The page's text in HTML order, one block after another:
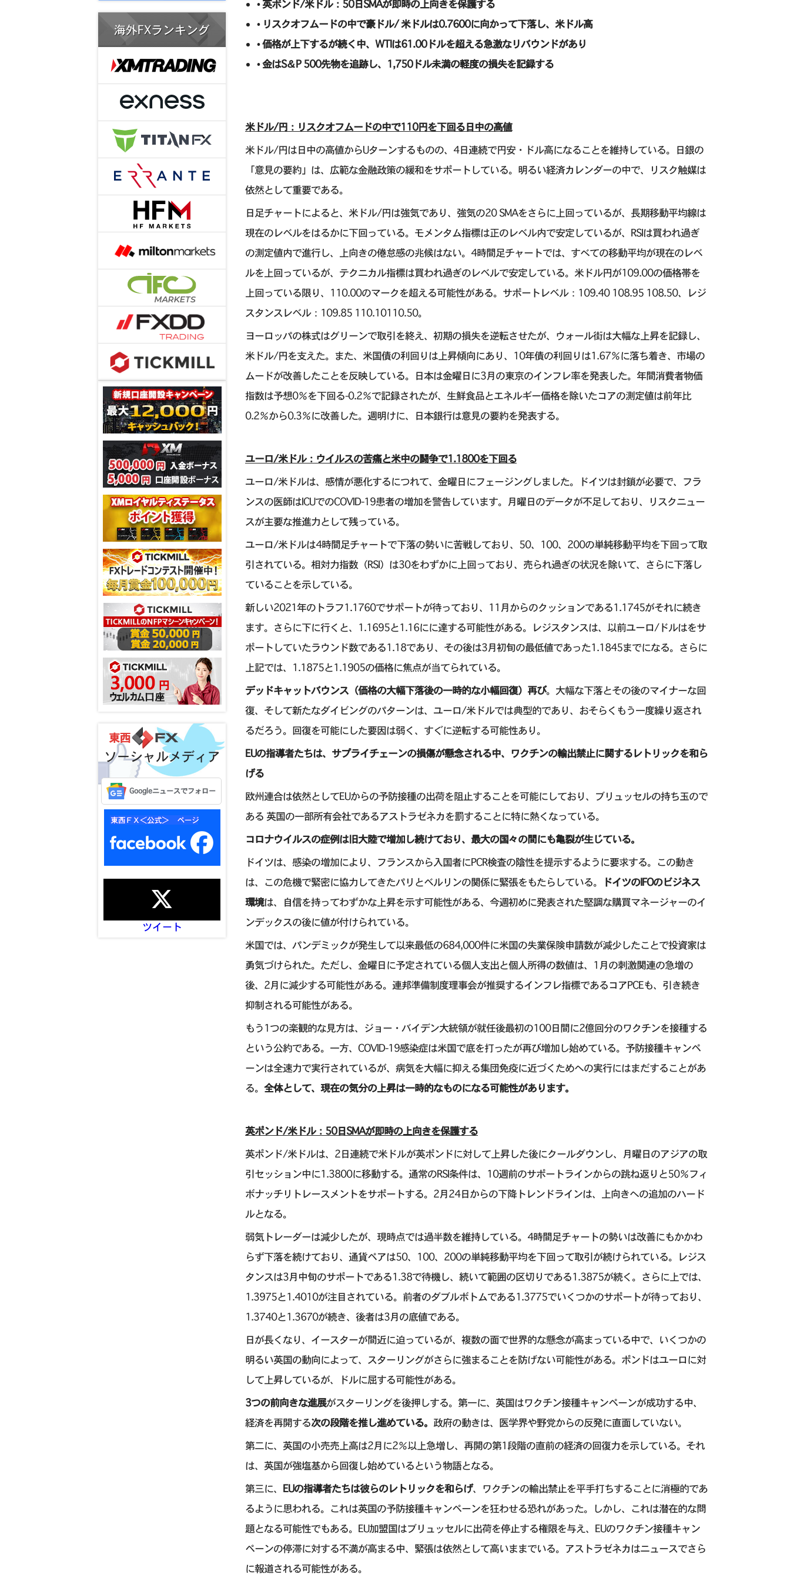
海外FXランキング
ソーシャルメディア
Googleニュースでフォロー
ツイート
• 英ポンド/米ドル：50日SMAが即時の上向きを保護する
• リスクオフムードの中で豪ドル/ 米ドルは0.7600に向かって下落し、米ドル高
• 価格が上下するが続く中、WTIは61.00ドルを超える急激なリバウンドがあり
• 金はS＆P 500先物を追跡し、1,750ドル未満の軽度の損失を記録する
米ドル/円：リスクオフムードの中で110円を下回る日中の高値
米ドル/円は日中の高値からUターンするものの、4日連続で円安・ドル高になることを維持している。日銀の
「意見の要約」は、広範な金融政策の緩和をサポートしている。明るい経済カレンダーの中で、リスク触媒は
依然として重要である。
日足チャートによると、米ドル/円は強気であり、強気の20 SMAをさらに上回っているが、長期移動平均線は
現在のレベルをはるかに下回っている。モメンタム指標は正のレベル内で安定しているが、RSIは買われ過ぎ
の測定値内で進行し、上向きの倦怠感の兆候はない。4時間足チャートでは、すべての移動平均が現在のレベ
ルを上回っているが、テクニカル指標は買われ過ぎのレベルで安定している。米ドル円が109.00の価格帯を
上回っている限り、110.00のマークを超える可能性がある。サポートレベル：109.40 108.95 108.50、レジ
スタンスレベル：109.85 110.10110.50。
ヨーロッパの株式はグリーンで取引を終え、初期の損失を逆転させたが、ウォール街は大幅な上昇を記録し、
米ドル/円を支えた。また、米国債の利回りは上昇傾向にあり、10年債の利回りは1.67％に落ち着き、市場の
ムードが改善したことを反映している。日本は金曜日に3月の東京のインフレ率を発表した。年間消費者物価
指数は予想0％を下回る-0.2％で記録されたが、生鮮食品とエネルギー価格を除いたコアの測定値は前年比
0.2％から0.3％に改善した。週明けに、日本銀行は意見の要約を発表する。
ユーロ/米ドル：ウイルスの苦痛と米中の闘争で1.1800を下回る
ユーロ/米ドルは、感情が悪化するにつれて、金曜日にフェージングしました。ドイツは封鎖が必要で、フラ
ンスの医師はICUでのCOVID-19患者の増加を警告しています。月曜日のデータが不足しており、リスクニュー
スが主要な推進力として残っている。
ユーロ/米ドルは4時間足チャートで下落の勢いに苦戦しており、50、100、200の単純移動平均を下回って取
引されている。相対力指数（RSI）は30をわずかに上回っており、売られ過ぎの状況を除いて、さらに下落し
ていることを示している。
新しい2021年のトラフ1.1760でサポートが待っており、11月からのクッションである1.1745がそれに続き
ます。さらに下に行くと、1.1695と1.16にに達する可能性がある。レジスタンスは、以前ユーロ/ドルはをサ
ポートしていたラウンド数である1.18であり、その後は3月初旬の最低値であった1.1845までになる。さらに
上記では、1.1875と1.1905の価格に焦点が当てられている。
デッドキャットバウンス（価格の大幅下落後の一時的な小幅回復）再び。大幅な下落とその後のマイナーな回
復、そして新たなダイビングのパターンは、ユーロ/米ドルでは典型的であり、おそらくもう一度繰り返され
るだろう。回復を可能にした要因は弱く、すぐに逆転する可能性あり。
EUの指導者たちは、サプライチェーンの損傷が懸念される中、ワクチンの輸出禁止に関するレトリックを和ら
げる
欧州連合は依然としてEUからの予防接種の出荷を阻止することを可能にしており、ブリュッセルの持ち玉ので
ある 英国の一部所有会社であるアストラゼネカを罰することに特に熱くなっている。
コロナウイルスの症例は旧大陸で増加し続けており、最大の国々の間にも亀裂が生じている。
ドイツは、感染の増加により、フランスから入国者にPCR検査の陰性を提示するように要求する。この動き
は、この危機で緊密に協力してきたパリとベルリンの関係に緊張をもたらしている。
ドイツのIFOのビジネス
環境は、自信を持ってわずかな上昇を示す可能性がある、今週初めに発表された堅調な購買マネージャーのイ
ンデックスの後に値が付けられている。
米国では、パンデミックが発生して以来最低の684,000件に米国の失業保険申請数が減少したことで投資家は
勇気づけられた。ただし、金曜日に予定されている個人支出と個人所得の数値は、1月の刺激関連の急増の
後、2月に減少する可能性がある。連邦準備制度理事会が推奨するインフレ指標であるコアPCEも、引き続き
抑制される可能性がある。
もう1つの楽観的な見方は、ジョー・バイデン大統領が就任後最初の100日間に2億回分のワクチンを接種する
という公約である。一方、COVID-19感染症は米国で底を打ったが再び増加し始めている。予防接種キャンペ
ーンは全速力で実行されているが、病気を大幅に抑える集団免疫に近づくためへの実行にはまだすることがあ
る。 全体として、現在の気分の上昇は一時的なものになる可能性があります。
英ポンド/米ドル：50日SMAが即時の上向きを保護する
英ポンド/米ドルは、2日連続で米ドルが英ポンドに対して上昇した後にクールダウンし、月曜日のアジアの取
引セッション中に1.3800に移動する。通常のRSI条件は、10週前のサポートラインからの跳ね返りと50％フィ
ボナッチリトレースメントをサポートする。2月24日からの下降トレンドラインは、上向きへの追加のハード
ルとなる。
弱気トレーダーは減少したが、現時点では過半数を維持している。4時間足チャートの勢いは改善にもかかわ
らず下落を続けており、通貨ペアは50、100、200の単純移動平均を下回って取引が続けられている。レジス
タンスは3月中旬のサポートである1.38で待機し、続いて範囲の区切りである1.3875が続く。さらに上では、
1.3975と1.4010が注目されている。前者のダブルボトムである1.3775でいくつかのサポートが待っており、
1.3740と1.3670が続き、後者は3月の底値である。
日が長くなり、イースターが間近に迫っているが、複数の面で世界的な懸念が高まっている中で、いくつかの
明るい英国の動向によって、スターリングがさらに強まることを防げない可能性がある。ポンドはユーロに対
して上昇しているが、ドルに屈する可能性がある。
3つの前向きな進展がスターリングを後押しする。第一に、英国はワクチン接種キャンペーンが成功する中、
経済を再開する次の段階を推し進めている。 政府の動きは、医学界や野党からの反発に直面していない。
第二に、英国の小売売上高は2月に2％以上急増し、再開の第1段階の直前の経済の回復力を示している。それ
は、英国が強塩基から回復し始めているという物語となる。
第三に、 EUの指導者たちは彼らのレトリックを和らげ、ワクチンの輸出禁止を平手打ちすることに消極的であ
るように思われる。これは英国の予防接種キャンペーンを狂わせる恐れがあった。しかし、これは潜在的な問
題となる可能性でもある。EU加盟国はブリュッセルに出荷を停止する権限を与え、EUのワクチン接種キャン
ペーンの停滞に対する不満が高まる中、緊張は依然として高いままでいる。アストラゼネカはニュースでさら
に報道される可能性がある。